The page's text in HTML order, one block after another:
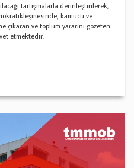
tartışmalarla derinleştirilerek,
kamucu ve
çıkaran ve toplum yararını gözeten
etmektedir.